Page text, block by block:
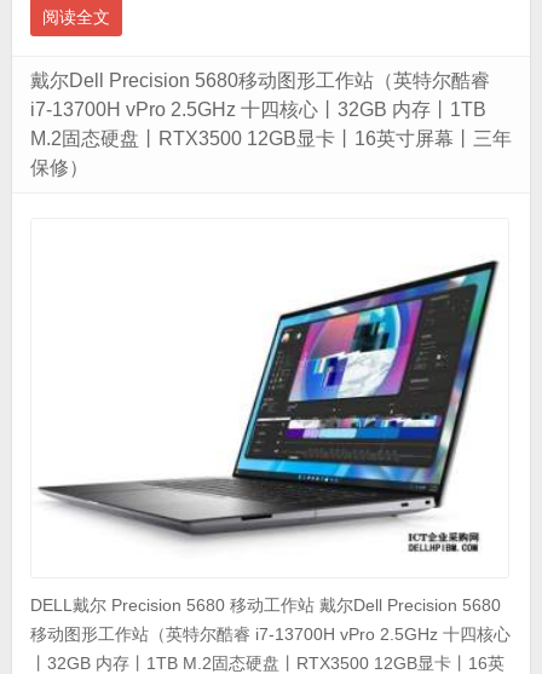
阅读全文
戴尔Dell Precision 5680移动图形工作站（英特尔酷睿
i7-13700H vPro 2.5GHz 十四核心丨32GB 内存丨1TB
M.2固态硬盘丨RTX3500 12GB显卡丨16英寸屏幕丨三年
保修）
DELL戴尔 Precision 5680 移动工作站 戴尔Dell Precision 5680
移动图形工作站（英特尔酷睿 i7-13700H vPro 2.5GHz 十四核心
丨32GB 内存丨1TB M.2固态硬盘丨RTX3500 12GB显卡丨16英